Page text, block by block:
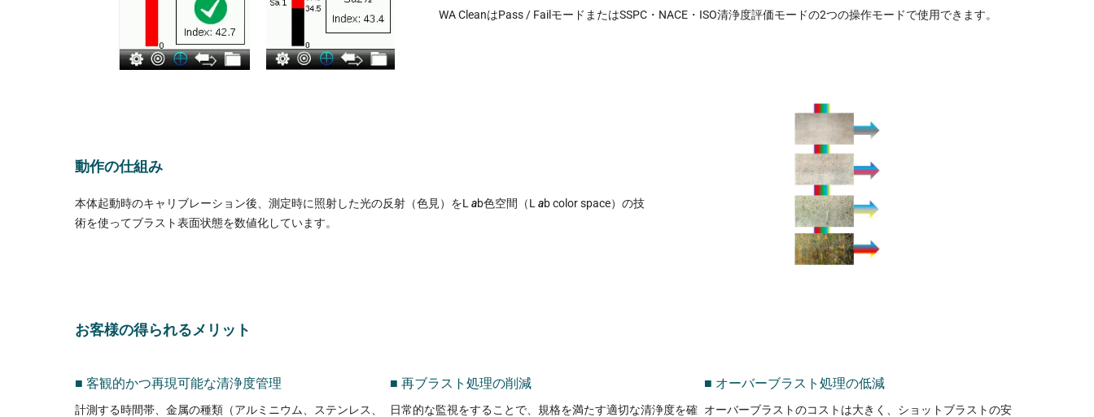
WA CleanはPass / FailモードまたはSSPC・NACE・ISO清浄度評価モードの2つの操作モードで使用できます。
動作の仕組み
本体起動時のキャリブレーション後、測定時に照射した光の反射（色見）をL ab色空間（L ab color space）の技
術を使ってブラスト表面状態を数値化しています。
お客様の得られるメリット
■ 客観的かつ再現可能な清浄度管理
計測する時間帯、金属の種類（アルミニウム、ステンレス、
■ 再ブラスト処理の削減
日常的な監視をすることで、規格を満たす適切な清浄度を確
■ オーバーブラスト処理の低減
オーバーブラストのコストは大きく、ショットブラストの安